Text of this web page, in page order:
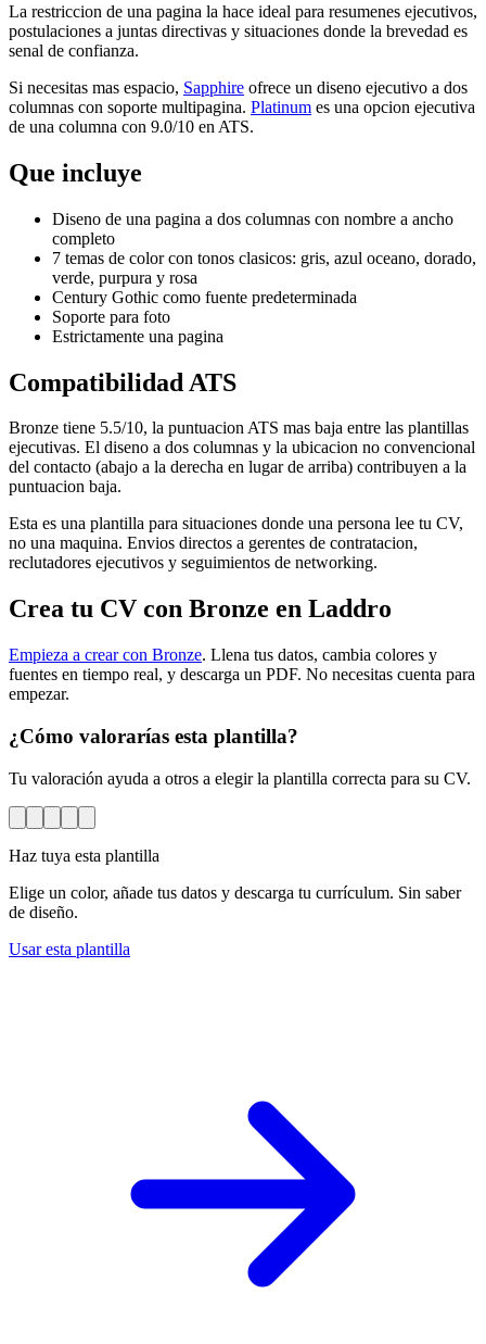
La restriccion de una pagina la hace ideal para resumenes ejecutivos,
postulaciones a juntas directivas y situaciones donde la brevedad es
senal de confianza.
Si necesitas mas espacio, Sapphire ofrece un diseno ejecutivo a dos
columnas con soporte multipagina. Platinum es una opcion ejecutiva
de una columna con 9.0/10 en ATS.
Que incluye
Diseno de una pagina a dos columnas con nombre a ancho
completo
7 temas de color con tonos clasicos: gris, azul oceano, dorado,
verde, purpura y rosa
Century Gothic como fuente predeterminada
Soporte para foto
Estrictamente una pagina
Compatibilidad ATS
Bronze tiene 5.5/10, la puntuacion ATS mas baja entre las plantillas
ejecutivas. El diseno a dos columnas y la ubicacion no convencional
del contacto (abajo a la derecha en lugar de arriba) contribuyen a la
puntuacion baja.
Esta es una plantilla para situaciones donde una persona lee tu CV,
no una maquina. Envios directos a gerentes de contratacion,
reclutadores ejecutivos y seguimientos de networking.
Crea tu CV con Bronze en Laddro
Empieza a crear con Bronze. Llena tus datos, cambia colores y
fuentes en tiempo real, y descarga un PDF. No necesitas cuenta para
empezar.
¿Cómo valorarías esta plantilla?
Tu valoración ayuda a otros a elegir la plantilla correcta para su CV.
Haz tuya esta plantilla
Elige un color, añade tus datos y descarga tu currículum. Sin saber
de diseño.
Usar esta plantilla